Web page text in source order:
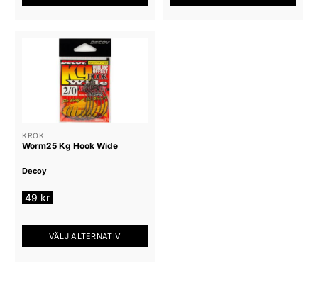
KROK
Worm25 Kg Hook Wide
Decoy
49 kr
VÄLJ ALTERNATIV